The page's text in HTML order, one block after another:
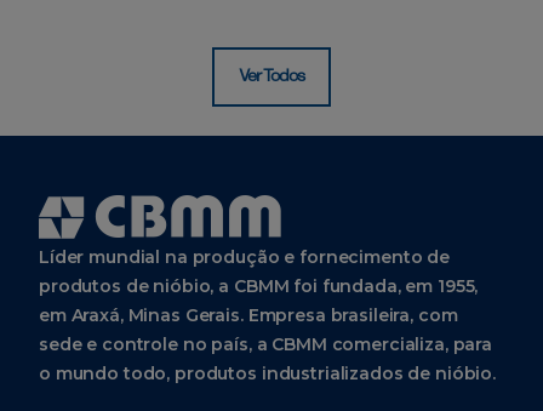
Ver Todos
Líder mundial na produção e fornecimento de
produtos de nióbio, a CBMM foi fundada, em 1955,
em Araxá, Minas Gerais. Empresa brasileira, com
sede e controle no país, a CBMM comercializa, para
o mundo todo, produtos industrializados de nióbio.